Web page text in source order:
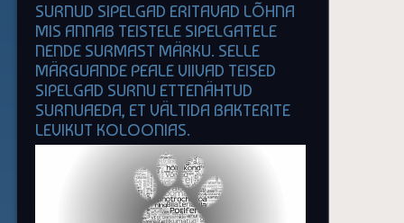
SURNUD SIPELGAD ERITAVAD LÕHNA
MIS ANNAB TEISTELE SIPELGATELE
NENDE SURMAST MÄRKU. SELLE
MÄRGUANDE PEALE VIIVAD TEISED
SIPELGAD SURNU ETTENÄHTUD
SURNUAEDA, ET VÄLTIDA BAKTERITE
LEVIKUT KOLOONIAS.